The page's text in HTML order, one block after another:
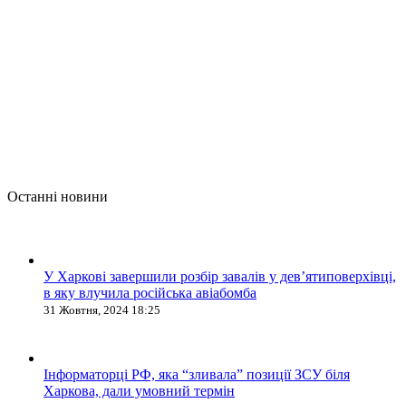
Останні новини
У Харкові завершили розбір завалів у дев’ятиповерхівці,
в яку влучила російська авіабомба
31 Жовтня, 2024 18:25
Інформаторці РФ, яка “зливала” позиції ЗСУ біля
Харкова, дали умовний термін